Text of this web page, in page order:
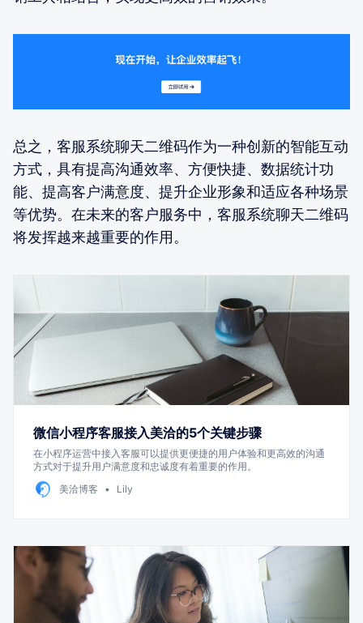
总之，客服系统聊天二维码作为一种创新的智能互动
方式，具有提高沟通效率、方便快捷、数据统计功
能、提高客户满意度、提升企业形象和适应各种场景
等优势。在未来的客户服务中，客服系统聊天二维码
将发挥越来越重要的作用。
微信小程序客服接入美洽的5个关键步骤
在小程序运营中接入客服可以提供更便捷的用户体验和更高效的沟通
方式对于提升用户满意度和忠诚度有着重要的作用。
美洽博客
Lily